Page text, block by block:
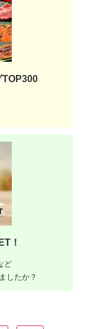
TOP300
！
ど
したか？